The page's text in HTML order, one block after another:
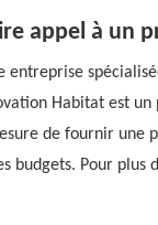
appel à un
Habitat est un
de fournir une
budgets. Pour plus